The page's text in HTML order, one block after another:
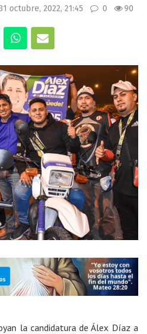
octubre, 2022, 21:45 0 90
la candidatura de Álex Díaz a